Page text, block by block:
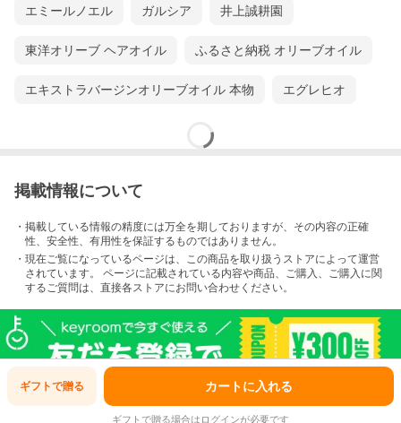
エミールノエル ガルシア 井上誠耕園
東洋オリーブ ヘアオイル ふるさと納税 オリーブオイル
エキストラバージンオリーブオイル 本物 エグレヒオ
掲載情報について
・掲載している情報の精度には万全を期しておりますが、その内容の正確
性、安全性、有用性を保証するものではありません。
・現在ご覧になっているページは、この商品を取り扱うストアによって運営
されています。 ページに記載されている内容や商品、ご購入 、ご購入に関
するご質問は、直接各ストアにお問い合わせください。
このページのトップへ
ギフトで贈る カートに入れる
ギフトで贈る場合はログインが必要です